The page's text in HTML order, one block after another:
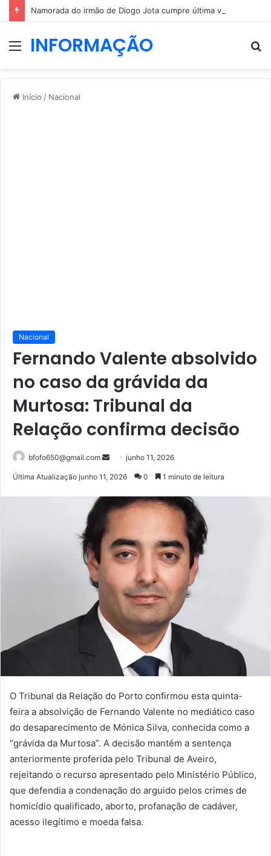
MenuINFORMAÇÃO
Início / Nacional
Nacional
Fernando Valente absolvido
no caso da grávida da
Murtosa: Tribunal da
Relação confirma decisão
bfofo650@gmail.com
Mandejunho 11, 2026
Última Atualização junho 11, 2026 0 1 minuto de leitura
O Tribunal da Relação do Porto confirmou esta quinta-
feira a absolvição de Fernando Valente no mediático caso
do desaparecimento de Mónica Silva, conhecida como a
“grávida da Murtosa”. A decisão mantém a sentença
anteriormente proferida pelo Tribunal de Aveiro,
rejeitando o recurso apresentado pelo Ministério Público,
que defendia a condenação do arguido pelos crimes de
homicídio qualificado, aborto, profanação de cadáver,
acesso ilegítimo e moeda falsa.